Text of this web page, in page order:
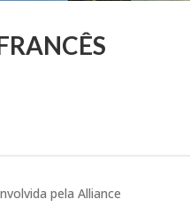
pela Alliance